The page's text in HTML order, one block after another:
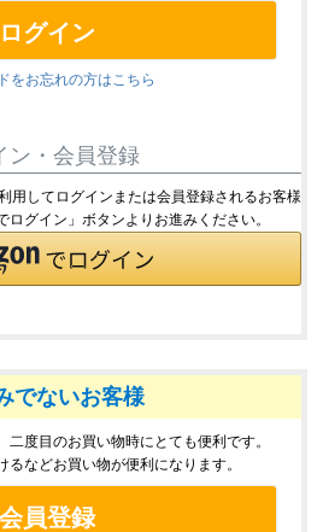
ログイン
をお忘れの方はこちら
ン・会員登録
用してログインまたは会員登録されるお客様
グイン」ボタンよりお進みください。
でないお客様
度目のお買い物時にとても便利です。
などお買い物が便利になります。
会員登録